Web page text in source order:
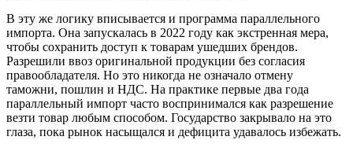
В эту же логику вписывается и программа параллельного
импорта. Она запускалась в 2022 году как экстренная мера,
чтобы сохранить доступ к товарам ушедших брендов.
Разрешили ввоз оригинальной продукции без согласия
правообладателя. Но это никогда не означало отмену
таможни, пошлин и НДС. На практике первые два года
параллельный импорт часто воспринимался как разрешение
везти товар любым способом. Государство закрывало на это
глаза, пока рынок насыщался и дефицита удавалось избежать.